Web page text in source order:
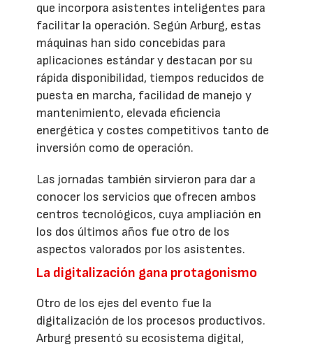
que incorpora asistentes inteligentes para
facilitar la operación. Según Arburg, estas
máquinas han sido concebidas para
aplicaciones estándar y destacan por su
rápida disponibilidad, tiempos reducidos de
puesta en marcha, facilidad de manejo y
mantenimiento, elevada eficiencia
energética y costes competitivos tanto de
inversión como de operación.
Las jornadas también sirvieron para dar a
conocer los servicios que ofrecen ambos
centros tecnológicos, cuya ampliación en
los dos últimos años fue otro de los
aspectos valorados por los asistentes.
La digitalización gana protagonismo
Otro de los ejes del evento fue la
digitalización de los procesos productivos.
Arburg presentó su ecosistema digital,